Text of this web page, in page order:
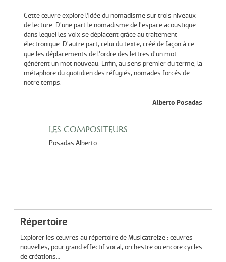
Cette œuvre explore l’idée du nomadisme sur trois niveaux
de lecture. D’une part le nomadisme de l’espace acoustique
dans lequel les voix se déplacent grâce au traitement
électronique. D’autre part, celui du texte, créé de façon à ce
que les déplacements de l’ordre des lettres d’un mot
génèrent un mot nouveau. Enfin, au sens premier du terme, la
métaphore du quotidien des réfugiés, nomades forcés de
notre temps.
Alberto Posadas
LES COMPOSITEURS
Posadas Alberto
Répertoire
Explorer les œuvres au répertoire de Musicatreize : œuvres
nouvelles, pour grand effectif vocal, orchestre ou encore cycles
de créations…